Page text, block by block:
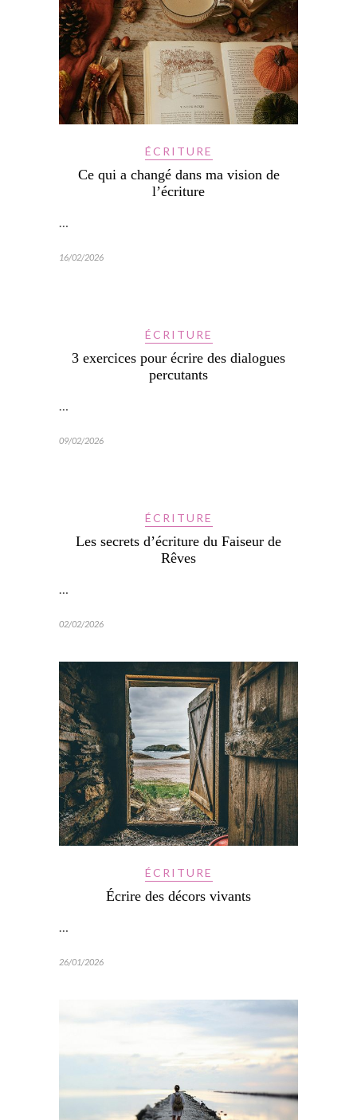
ÉCRITURE
Ce qui a changé dans ma vision de
l’écriture
…
16/02/2026
ÉCRITURE
3 exercices pour écrire des dialogues
percutants
…
09/02/2026
ÉCRITURE
Les secrets d’écriture du Faiseur de
Rêves
…
02/02/2026
ÉCRITURE
Écrire des décors vivants
…
26/01/2026